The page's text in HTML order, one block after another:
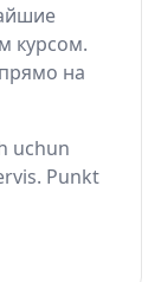
курсом.
на
uchun
Punkt